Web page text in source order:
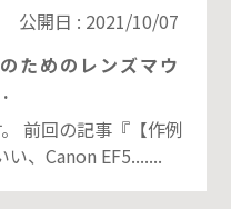
公開日 : 2021/10/07
ためのレンズマウ
前回の記事『【作例
、Canon EF5.......